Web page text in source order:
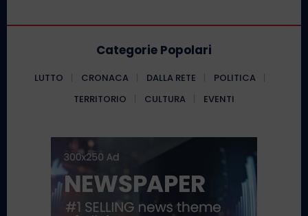
Categorie Popolari
LUTTO CRONACA DALLA RETE
POLITICA
TERRITORIO
CULTURA EVENTI